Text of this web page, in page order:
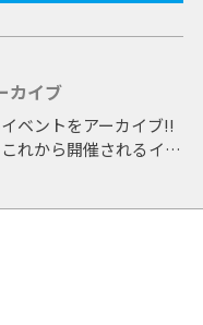
カイブ
ベントをアーカイブ!!
れから開催されるイベ